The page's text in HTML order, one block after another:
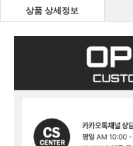
상품 상세정보